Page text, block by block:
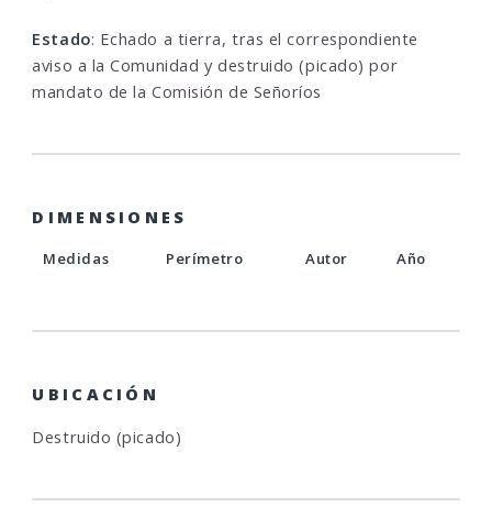
Estado: Echado a tierra, tras el correspondiente
aviso a la Comunidad y destruido (picado) por
mandato de la Comisión de Señoríos
DIMENSIONES
Medidas Perímetro Autor Año
UBICACIÓN
Destruido (picado)